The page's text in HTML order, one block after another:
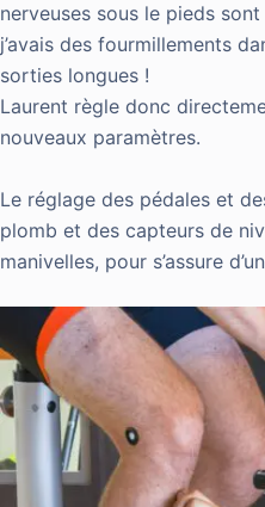
nerveuses sous le pieds
j’avais des fourmillements
sorties longues !
Laurent règle donc
nouveaux paramètres.
Le réglage des pédales et
plomb et des capteurs de
manivelles, pour s’assure